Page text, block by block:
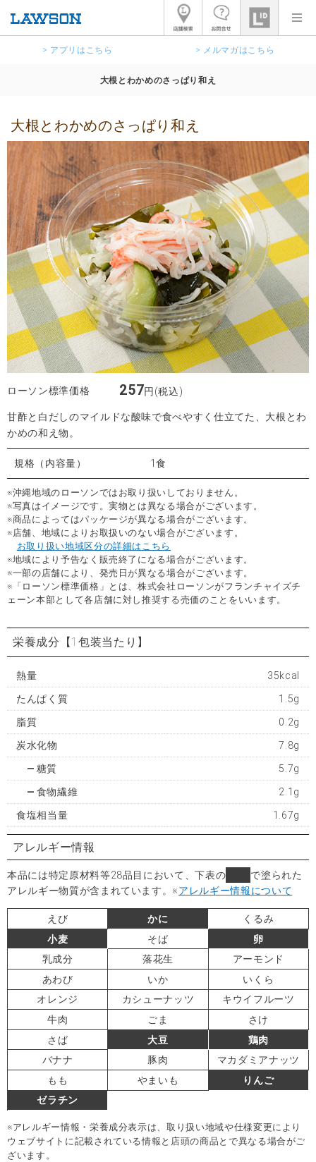
> アプリはこちら > メルマガはこちら
大根とわかめのさっぱり和え
大根とわかめのさっぱり和え
ローソン標準価格 257円(税込)
甘酢と白だしのマイルドな酸味で食べやすく仕立てた、大根とわ
かめの和え物。
規格（内容量） 1食
※沖縄地域のローソンではお取り扱いしておりません。
※写真はイメージです。実物とは異なる場合がございます。
※商品によってはパッケージが異なる場合がございます。
※店舗、地域によりお取扱いのない場合がございます。
お取り扱い地域区分の詳細はこちら
※地域により予告なく販売終了になる場合がございます。
※一部の店舗により、発売日が異なる場合がございます。
※「ローソン標準価格」とは、株式会社ローソンがフランチャイズチ
ェーン本部として各店舗に対し推奨する売価のことをいいます。
栄養成分 【1包装当たり】
熱量 35kcal
たんぱく質 1.5g
脂質 0.2g
炭水化物 7.8g
糖質 5.7g
食物繊維 2.1g
食塩相当量 1.67g
アレルギー情報
本品には特定原材料等28品目において、下表の
で塗られた
アレルギー物質が含まれています。※アレルギー情報について
えび かに
くるみ
小麦
そば
卵
乳成分
落花生
アーモンド
あわび
いか
いくら
オレンジ
カシューナッツ
キウイフルーツ
牛肉
ごま
さけ
さば
大豆
鶏肉
バナナ
豚肉
マカダミアナッツ
もも
やまいも
りんご
ゼラチン
※アレルギー情報・栄養成分表示は、取り扱い地域や仕様変更により
ウェブサイトに記載されている情報と店頭の商品とで異なる場合がご
ざいます。